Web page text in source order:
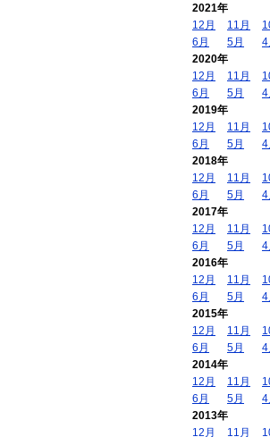
2021年
12月
11月
6月
5月 4
2020年
12月
11月
6月
5月 4
2019年
12月
11月
6月
5月 4
2018年
12月
11月
6月
5月 4
2017年
12月
11月
6月
5月 4
2016年
12月
11月
6月
5月 4
2015年
12月
11月
6月
5月 4
2014年
12月
11月
6月
5月 4
2013年
12月
11月